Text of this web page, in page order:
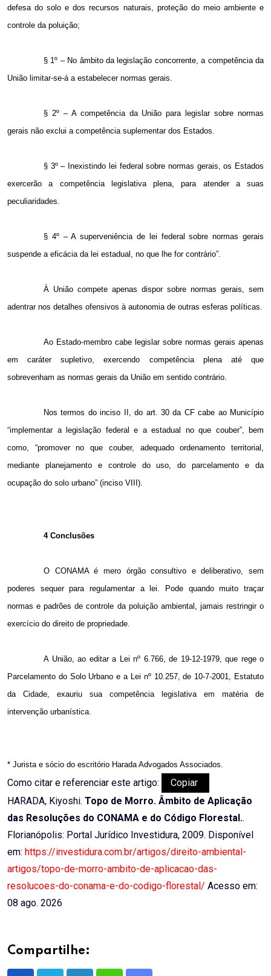
defesa do solo e dos recursos naturais, proteção do meio ambiente e
controle da poluição;
§ 1º – No âmbito da legislação concorrente, a competência da
União limitar-se-á a estabelecer normas gerais.
§ 2º – A competência da União para legislar sobre normas
gerais não exclui a competência suplementar dos Estados.
§ 3º – Inexistindo lei federal sobre normas gerais, os Estados
exercerão a competência legislativa plena, para atender a suas
peculiaridades.
§ 4º – A superveniência de lei federal sobre normas gerais
suspende a eficácia da lei estadual, no que lhe for contrário”.
À União compete apenas dispor sobre normas gerais, sem
adentrar nos detalhes ofensivos à autonomia de outras esferas políticas.
Ao Estado-membro cabe legislar sobre normas gerais apenas
em caráter supletivo, exercendo competência plena até que
sobrevenham as normas gerais da União em sentido contrário.
Nos termos do inciso II, do art. 30 da CF cabe ao Município
“implementar a legislação federal e a estadual no que couber”, bem
como, “promover no que couber, adequado ordenamento territorial,
mediante planejamento e controle do uso, do parcelamento e da
ocupação do solo urbano” (inciso VIII).
4 Conclusões
O CONAMA é mero órgão consultivo e deliberativo, sem
poderes sequer para regulamentar a lei. Pode quando muito traçar
normas e padrões de controle da poluição ambiental, jamais restringir o
exercício do direito de propriedade.
A União, ao editar a Lei nº 6.766, de 19-12-1979, que rege o
Parcelamento do Solo Urbano e a Lei nº 10.257, de 10-7-2001, Estatuto
da Cidade, exauriu sua competência legislativa em matéria de
intervenção urbanística.
* Jurista e sócio do escritório Harada Advogados Associados.
Como citar e referenciar este artigo:
Copiar
HARADA, Kiyoshi. Topo de Morro. Âmbito de Aplicação
das Resoluções do CONAMA e do Código Florestal..
Florianópolis: Portal Jurídico Investidura, 2009. Disponível
em: https://investidura.com.br/artigos/direito-ambiental-
artigos/topo-de-morro-ambito-de-aplicacao-das-
resolucoes-do-conama-e-do-codigo-florestal/ Acesso em:
08 ago. 2026
Compartilhe: